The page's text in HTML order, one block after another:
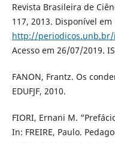
Revista Brasileira de
117, 2013. Disponível em
http://
Acesso em 26/07/2019.
FANON, Frantz. Os
EDUFJF, 2010.
FIORI, Ernani M.
In: FREIRE, Paulo.